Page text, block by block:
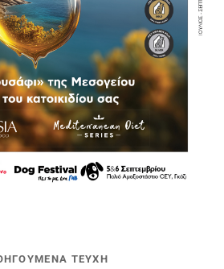
ΤΕΥΧΗ